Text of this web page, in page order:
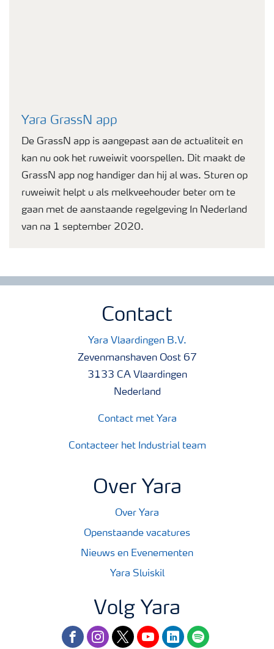
Yara GrassN app
De GrassN app is aangepast aan de actualiteit en
kan nu ook het ruweiwit voorspellen. Dit maakt de
GrassN app nog handiger dan hij al was. Sturen op
ruweiwit helpt u als melkveehouder beter om te
gaan met de aanstaande regelgeving In Nederland
van na 1 september 2020.
Contact
Yara Vlaardingen B.V.
Zevenmanshaven Oost 67
3133 CA Vlaardingen
Nederland
Contact met Yara
Contacteer het Industrial team
Over Yara
Over Yara
Openstaande vacatures
Nieuws en Evenementen
Yara Sluiskil
Volg Yara
facebookinstagram
twitteryoutubelinkedinspotify